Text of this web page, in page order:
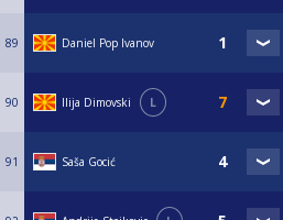
89 Daniel Pop Ivanov
90 Ilija Dimovski L
91 Saša Gocić